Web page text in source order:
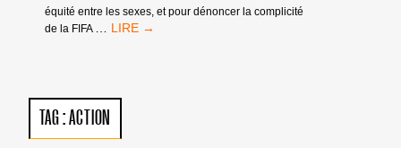
équité entre les sexes, et pour dénoncer la complicité
de la FIFA
[APPEL
COUPE
DU
MONDE
TAG :ACTION